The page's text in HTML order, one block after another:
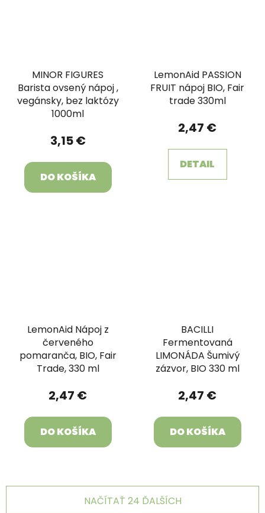
MINOR FIGURES
Barista ovsený nápoj ,
vegánsky, bez laktózy
1000ml
3,15 €
DO KOŠÍKA
LemonAid PASSION
FRUIT nápoj BIO, Fair
trade 330ml
2,47 €
DETAIL
LemonAid Nápoj z
červeného
pomaranča, BIO, Fair
Trade, 330 ml
2,47 €
DO KOŠÍKA
BACILLI
Fermentovaná
LIMONÁDA Šumivý
zázvor, BIO 330 ml
2,47 €
DO KOŠÍKA
NAČÍTAŤ 24 ĎALŠÍCH